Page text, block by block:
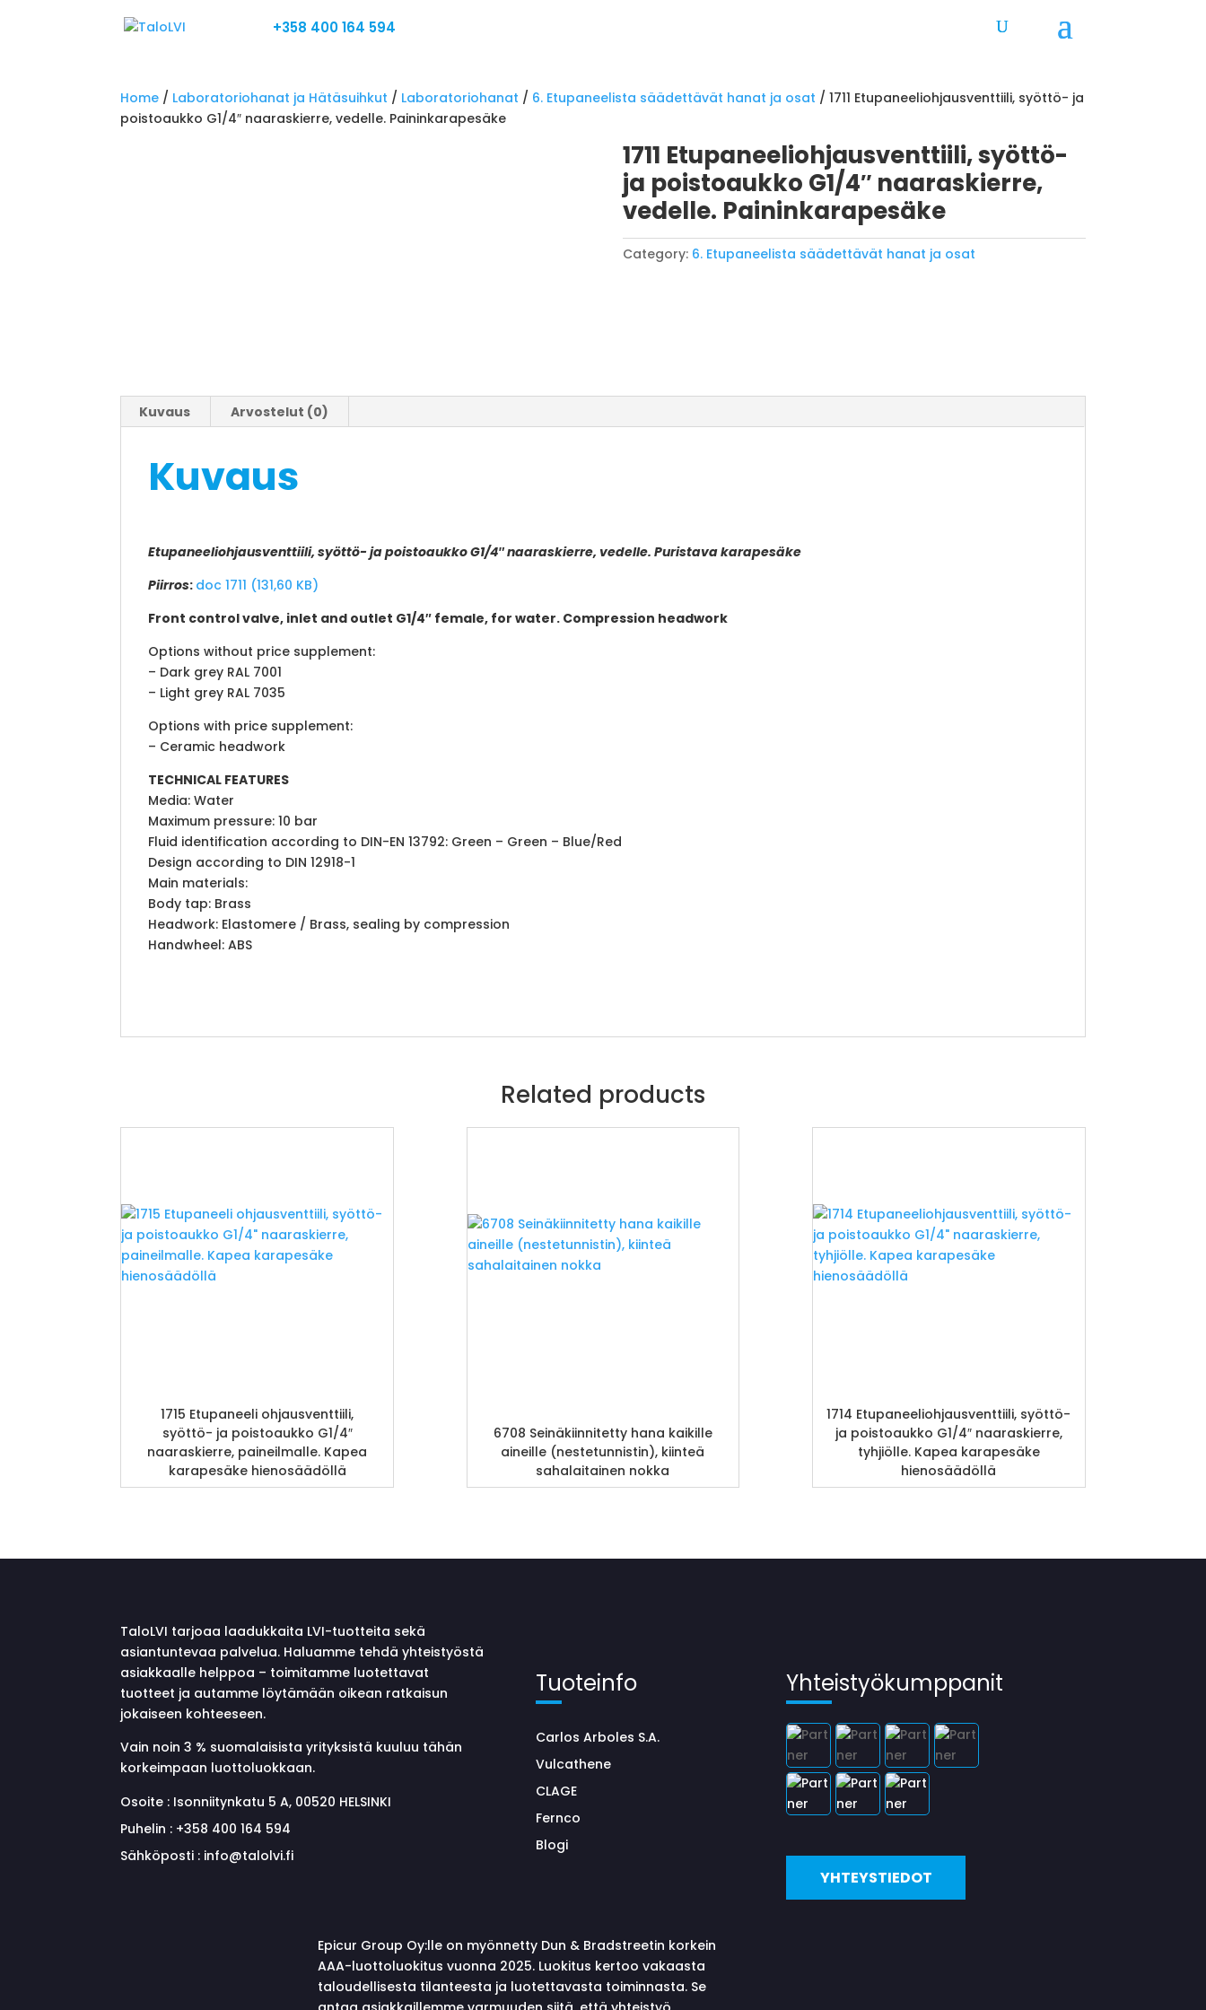
+358 400 164 594
Home / Laboratoriohanat ja Hätäsuihkut / Laboratoriohanat / 6. Etupaneelista säädettävät hanat ja osat / 1711 Etupaneeliohjausventtiili, syöttö- ja
poistoaukko G1/4″ naaraskierre, vedelle. Paininkarapesäke
1711 Etupaneeliohjausventtiili, syöttö-
ja poistoaukko G1/4″ naaraskierre,
vedelle. Paininkarapesäke
Category: 6. Etupaneelista säädettävät hanat ja osat
Kuvaus Arvostelut (0)
Kuvaus
Etupaneeliohjausventtiili, syöttö- ja poistoaukko G1/4″ naaraskierre, vedelle. Puristava karapesäke
Piirros: doc 1711 (131,60 KB)
Front control valve, inlet and outlet G1/4″ female, for water. Compression headwork
Options without price supplement:
– Dark grey RAL 7001
– Light grey RAL 7035
Options with price supplement:
– Ceramic headwork
TECHNICAL FEATURES
Media: Water
Maximum pressure: 10 bar
Fluid identification according to DIN-EN 13792: Green – Green – Blue/Red
Design according to DIN 12918-1
Main materials:
Body tap: Brass
Headwork: Elastomere / Brass, sealing by compression
Handwheel: ABS
Related products
1715 Etupaneeli ohjausventtiili,
syöttö- ja poistoaukko G1/4″
naaraskierre, paineilmalle. Kapea
karapesäke hienosäädöllä
6708 Seinäkiinnitetty hana kaikille
aineille (nestetunnistin), kiinteä
sahalaitainen nokka
1714 Etupaneeliohjausventtiili, syöttö-
ja poistoaukko G1/4″ naaraskierre,
tyhjiölle. Kapea karapesäke
hienosäädöllä
TaloLVI tarjoaa laadukkaita LVI-tuotteita sekä
asiantuntevaa palvelua. Haluamme tehdä yhteistyöstä
asiakkaalle helppoa – toimitamme luotettavat
tuotteet ja autamme löytämään oikean ratkaisun
jokaiseen kohteeseen.
Vain noin 3 % suomalaisista yrityksistä kuuluu tähän
korkeimpaan luottoluokkaan.
Osoite : Isonniitynkatu 5 A, 00520 HELSINKI
Puhelin : +358 400 164 594
Sähköposti : info@talolvi.fi
Tuoteinfo
Carlos Arboles S.A.
Vulcathene
CLAGE
Fernco
Blogi
Yhteistyökumppanit
YHTEYSTIEDOT
Epicur Group Oy:lle on myönnetty Dun & Bradstreetin korkein
AAA-luottoluokitus vuonna 2025. Luokitus kertoo vakaasta
taloudellisesta tilanteesta ja luotettavasta toiminnasta. Se